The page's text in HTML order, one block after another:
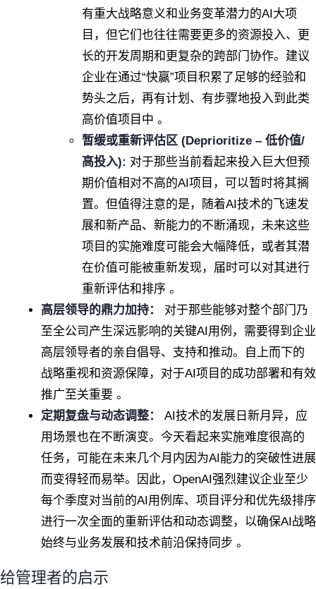
有重大战略意义和业务变革潜力的AI大项
目，但它们也往往需要更多的资源投入、更
长的开发周期和更复杂的跨部门协作。建议
企业在通过“快赢”项目积累了足够的经验和
势头之后，再有计划、有步骤地投入到此类
高价值项目中 。
暂缓或重新评估区 (Deprioritize – 低价值/
高投入): 对于那些当前看起来投入巨大但预
期价值相对不高的AI项目，可以暂时将其搁
置。但值得注意的是，随着AI技术的飞速发
展和新产品、新能力的不断涌现，未来这些
项目的实施难度可能会大幅降低，或者其潜
在价值可能被重新发现，届时可以对其进行
重新评估和排序 。
高层领导的鼎力加持：
对于那些能够对整个部门乃
至全公司产生深远影响的关键AI用例，需要得到企业
高层领导者的亲自倡导、支持和推动。自上而下的
战略重视和资源保障，对于AI项目的成功部署和有效
推广至关重要 。
定期复盘与动态调整：
AI技术的发展日新月异，应
用场景也在不断演变。今天看起来实施难度很高的
任务，可能在未来几个月内因为AI能力的突破性进展
而变得轻而易举。因此，OpenAI强烈建议企业至少
每个季度对当前的AI用例库、项目评分和优先级排序
进行一次全面的重新评估和动态调整，以确保AI战略
始终与业务发展和技术前沿保持同步 。
给管理者的启示